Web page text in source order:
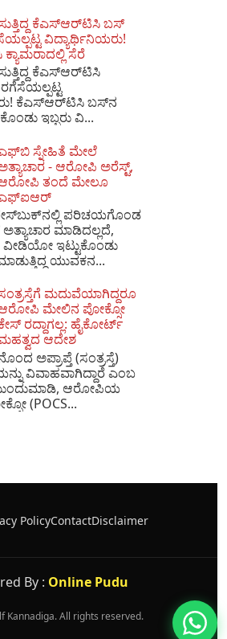
ಕೆಎಸ್​ಆರ್​ಟಿಸಿ ಬಸ್​
ವಿದ್ಯಾರ್ಥಿನಿಯರು!
ಕ್ಯಾಮರಾದಲ್ಲಿ ಸೆರೆ
ಕೆಎಸ್‌ಆರ್‌ಟಿಸಿ
ಕೆಎಸ್‌ಆರ್‌ಟಿಸಿ ಬಸ್‌ನ
ಇಬ್ಬರು ವಿ...
ಸ್ನೇಹಿತೆ ಮೇಲೆ
- ಆರೋಪಿ ಅರೆಸ್ಟ್,
ತಂದೆ ಮೇಲೂ
ಪರಿಚಯಗೊಂಡ
ಮಾಡಿದಲ್ಲದೆ,
ಇಟ್ಟುಕೊಂಡು
ಯುವಕನ...
ಮದುವೆಯಾಗಿದ್ದರೂ
ಮೇಲಿನ ಪೋಕ್ಸೋ
ರದ್ದಾಗಲ್ಲ: ಹೈಕೋರ್ಟ್
ಆದೇಶ
ಅಪ್ರಾಪ್ತೆ (ಸಂತ್ರಸ್ತೆ)
ವಿವಾಹವಾಗಿದ್ದಾರೆ ಎಂಬ
ಆರೋಪಿಯ
(POCS...
PolicyContactDisclaimer
By : Online Pudu
Kannadiga. All rights reserved.
📢 ನಮ್ಮ WhatsApp ಗ್ರೂಪ್‌ಗೆ ಸೇರಿ — ತಕ್ಷಣದ